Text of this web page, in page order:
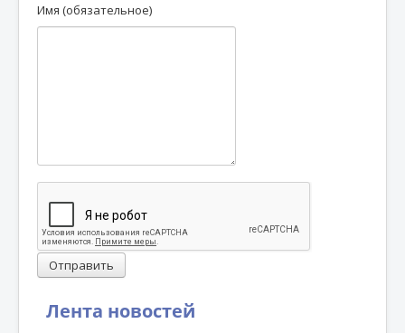
Лента новостей
Имя (обязательное)
Отправить